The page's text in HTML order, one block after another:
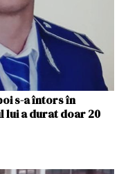
s-a întors în
lui a durat doar 20